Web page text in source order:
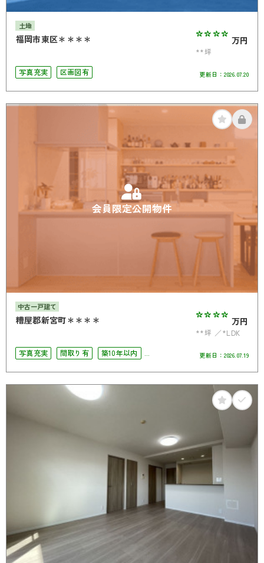
土地
福岡市東区＊＊＊＊ **** 万円
**坪
写真充実
区画図有 更新日： 2026.07.20
会員限定公開物件
中古一戸建て
糟屋郡新宮町＊＊＊＊ **** 万円
**坪
*LDK
写真充実
間取り有
築10年以内
更新日： 2026.07.19